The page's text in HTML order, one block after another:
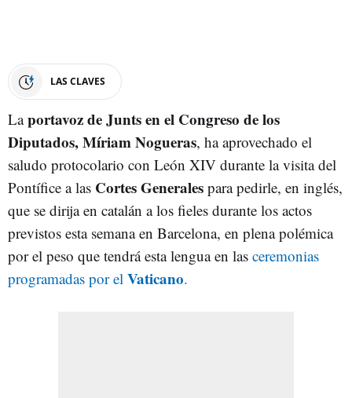
LAS CLAVES
Laportavoz de Junts en el Congreso de los
Diputados, Míriam Nogueras, ha aprovechado el
saludo protocolario con León XIV durante la visita del
Pontífice a las Cortes Generales para pedirle, en inglés,
que se dirija en catalán a los fieles durante los actos
previstos esta semana en Barcelona, en plena polémica
por el peso que tendrá esta lengua en las ceremonias
programadas por el Vaticano.